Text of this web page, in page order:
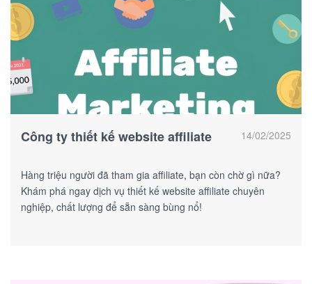
14/02/2025
Công ty thiết kế website affiliate
Hàng triệu người đã tham gia affiliate, bạn còn chờ gì nữa?
Khám phá ngay dịch vụ thiết kế website affiliate chuyên
nghiệp, chất lượng để sẵn sàng bùng nổ!